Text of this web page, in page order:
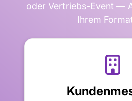
oder Vertriebs-Event —
Ihrem
